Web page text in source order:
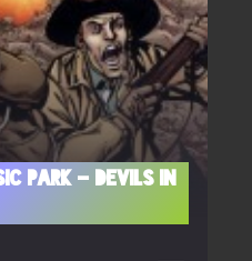
Park – Devils in